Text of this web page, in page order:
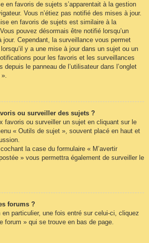
en favoris de sujets s’apparentait à la gestion
Vous n’étiez pas notifié des mises à jour.
en favoris de sujets est similaire à la
pouvez désormais être notifié lorsqu’un
Cependant, la surveillance vous permet
y a une mise à jour dans un sujet ou un
pour les favoris et les surveillances
depuis le panneau de l’utilisateur dans l’onglet
ou surveiller des sujets ?
favoris ou surveiller un sujet en cliquant sur le
« Outils de sujet », souvent placé en haut et
la case du formulaire « M’avertir
» vous permettra également de surveiller le
forums ?
en particulier, une fois entré sur celui-ci, cliquez
forum » qui se trouve en bas de page.